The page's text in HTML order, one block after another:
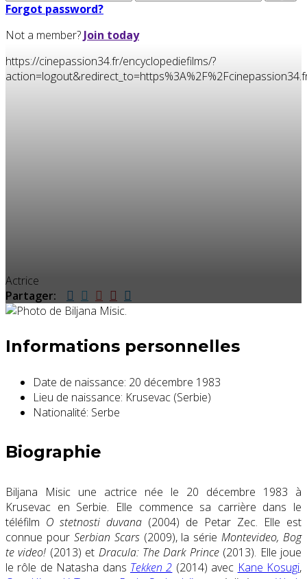
Forgot password?
Not a member? Join today
https://cinepassion34.fr/encyclopediefilms/?
Actrice
Partager:
Informations personnelles
Date de naissance: 20 décembre 1983
Lieu de naissance: Krusevac (Serbie)
Nationalité: Serbe
Biographie
Biljana Misic une actrice née le 20 décembre 1983 à
Krusevac en Serbie. Elle commence sa carrière dans le
téléfilm O stetnosti duvana (2004) de Petar Zec. Elle est
connue pour Serbian Scars(2009), la sérieMontevideo, Bog
te video! (2013) et Dracula: The Dark Prince(2013). Elle joue
le rôle de Natasha dans Tekken 2 (2014) avec Kane Kosugi,